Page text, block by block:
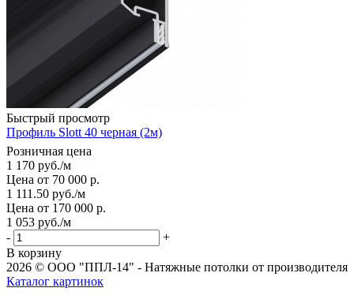
Быстрый просмотр
Профиль Slott 40 черная (2м)
Розничная цена
1 170 руб./м
Цена от 70 000 р.
1 111.50 руб./м
Цена от 170 000 р.
1 053 руб./м
-
+
В корзину
2026 © ООО "ППЛ-14" - Натяжные потолки от производителя
Каталог картинок